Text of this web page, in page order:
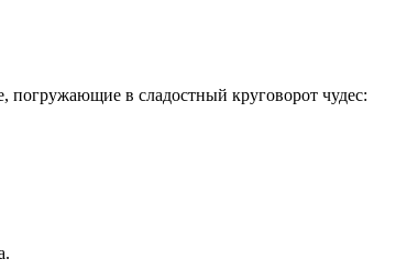
в сладостный круговорот чудес: